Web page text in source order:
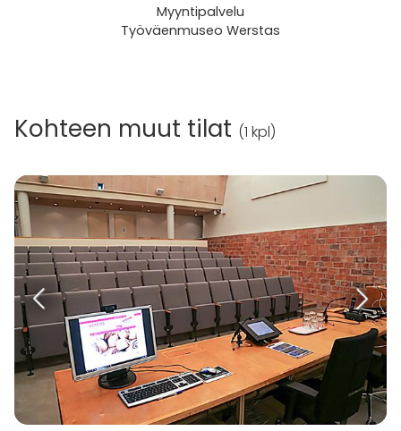
Myyntipalvelu
Työväenmuseo Werstas
Kohteen muut tilat (1 kpl)